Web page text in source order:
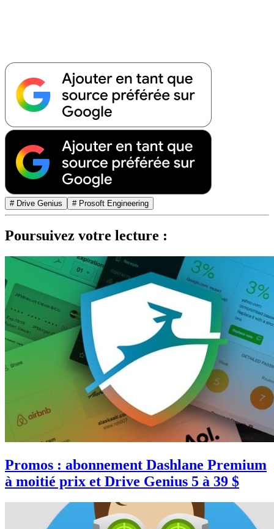
# Drive Genius # Prosoft Engineering
Poursuivez votre lecture :
Promos : abonnement Dashlane Premium
à moitié prix et Drive Genius 5 à 39 $